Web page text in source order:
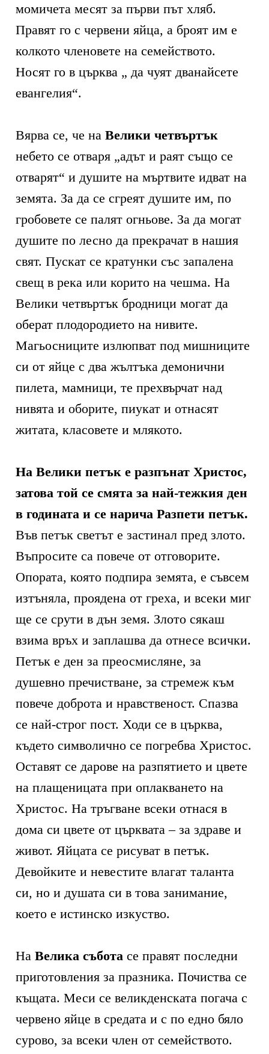
момичета месят за първи път хляб.
Правят го с червени яйца, а броят им е
колкото членовете на семейството.
Носят го в църква „ да чуят дванайсете
евангелия“.
Вярва се, че наВелики четвъртък
небето се отваря „адът и раят също се
отварят“ и душите на мъртвите идват на
земята. За да се сгреят душите им, по
гробовете се палят огньове. За да могат
душите по лесно да прекрачат в нашия
свят. Пускат се кратунки със запалена
свещ в река или корито на чешма. На
Велики четвъртък бродници могат да
оберат плодородието на нивите.
Магьосниците излюпват под мишниците
си от яйце с два жълтъка демонични
пилета, мамници, те прехвърчат над
нивята и оборите, пиукат и отнасят
житата, класовете и млякото.
На Велики петък е разпънат Христос,
затова той се смята за най-тежкия ден
в годината и се нарича Разпети петък.
Във петък светът е застинал пред злото.
Въпросите са повече от отговорите.
Опората, която подпира земята, е съвсем
изтъняла, проядена от греха, и всеки миг
ще се срути в дън земя. Злото сякаш
взима връх и заплашва да отнесе всички.
Петък е ден за преосмисляне, за
душевно пречистване, за стремеж към
повече доброта и нравственост. Спазва
се най-строг пост. Ходи се в църква,
където символично се погребва Христос.
Оставят се дарове на разпятието и цвете
на плащеницата при оплакването на
Христос. На тръгване всеки отнася в
дома си цвете от църквата – за здраве и
живот. Яйцата се рисуват в петък.
Девойките и невестите влагат таланта
си, но и душата си в това занимание,
което е истинско изкуство.
НаВелика събота се правят последни
приготовления за празника. Почиства се
къщата. Меси се великденската погача с
червено яйце в средата и с по едно бяло
сурово, за всеки член от семейството.